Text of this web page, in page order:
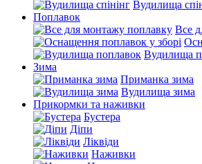
Вудилища
Поплавок
Все
Вудилища
Зима
Приманка зима
Вудилища зима
Прикормки та наживки
Бустера
Діпи
Ліквіди
Наживки